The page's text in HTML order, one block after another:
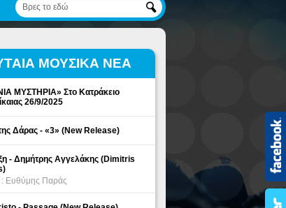
ΜΟΥΣΙΚΑ ΝΕΑ
ΜΥΣΤΗΡΙΑ» Στο Κατράκειο
26/9/2025
Δάρας - «3» (New Release)
- Δημήτρης Αγγελάκης (Dimitris
: Ευθύμης Παράς